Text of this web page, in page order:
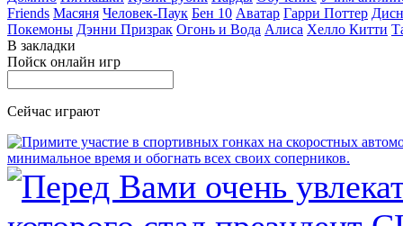
Friends Масяня Человек-Паук Бен 10 Аватар Гарри Поттер
Покемоны Дэнни Призрак Огонь и Вода Алиса Хелло Китти
В закладки
Пойск онлайн игр
Сейчас играют